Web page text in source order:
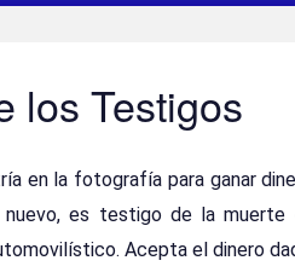
los Testigos
en la fotografía para ganar
es testigo de la muerte
Acepta el dinero